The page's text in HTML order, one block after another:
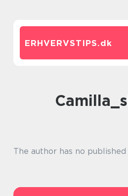
ERHVERVSTIPS.dk
The author has no